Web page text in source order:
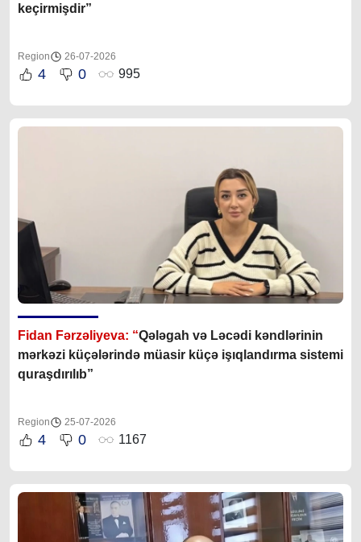
keçirmişdir”
Region 26-07-2026
4 0 995
Fidan Fərzəliyeva: “Qələgah və Ləcədi kəndlərinin
mərkəzi küçələrində müasir küçə işıqlandırma sistemi
quraşdırılıb”
Region 25-07-2026
4 0 1167